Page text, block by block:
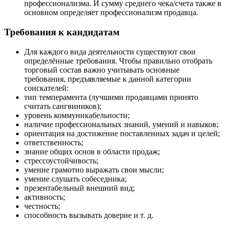
профессионализма. И сумму среднего чека/счета также в
основном определяет профессионализм продавца.
Требования к кандидатам
Для каждого вида деятельности существуют свои
определённые требования. Чтобы правильно отобрать
торговый состав важно учитывать основные
требования, предъявляемые к данной категории
соискателей:
тип темперамента (лучшими продавцами принято
считать сангвиников);
уровень коммуникабельности;
наличие профессиональных знаний, умений и навыков;
ориентация на достижение поставленных задач и целей;
ответственность;
знание общих основ в области продаж;
стрессоустойчивость;
умение грамотно выражать свои мысли;
умение слушать собеседника;
презентабельный внешний вид;
активность;
честность;
способность вызывать доверие и т. д.